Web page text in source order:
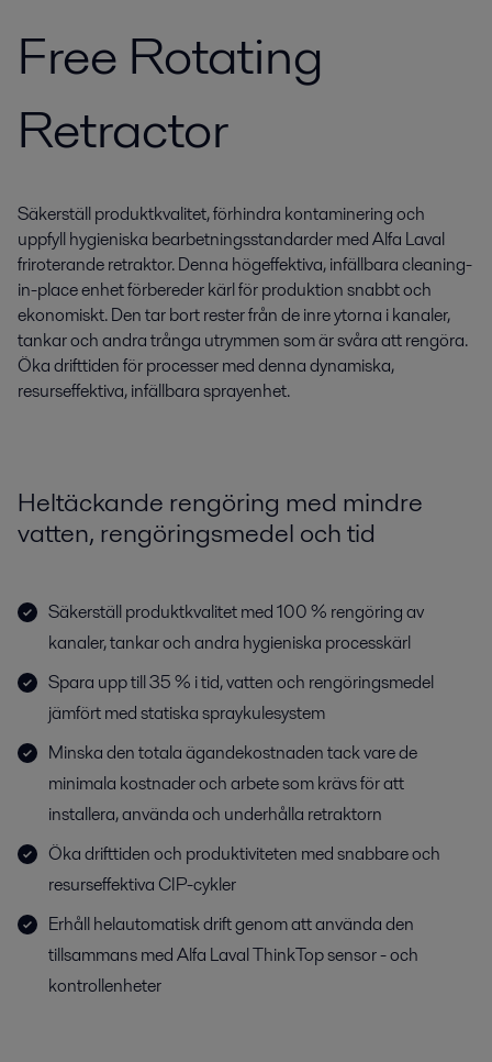
Free Rotating
Retractor
Säkerställ produktkvalitet, förhindra kontaminering och
uppfyll hygieniska bearbetningsstandarder med Alfa Laval
friroterande retraktor. Denna högeffektiva, infällbara cleaning-
in-place enhet förbereder kärl för produktion snabbt och
ekonomiskt. Den tar bort rester från de inre ytorna i kanaler,
tankar och andra trånga utrymmen som är svåra att rengöra.
Öka drifttiden för processer med denna dynamiska,
resurseffektiva, infällbara sprayenhet.
Heltäckande rengöring med mindre
vatten, rengöringsmedel och tid
Säkerställ produktkvalitet med 100 % rengöring av
kanaler, tankar och andra hygieniska processkärl
Spara upp till 35 % i tid, vatten och rengöringsmedel
jämfört med statiska spraykulesystem
Minska den totala ägandekostnaden tack vare de
minimala kostnader och arbete som krävs för att
installera, använda och underhålla retraktorn
Öka drifttiden och produktiviteten med snabbare och
resurseffektiva CIP-cykler
Erhåll helautomatisk drift genom att använda den
tillsammans med Alfa Laval ThinkTop sensor - och
kontrollenheter